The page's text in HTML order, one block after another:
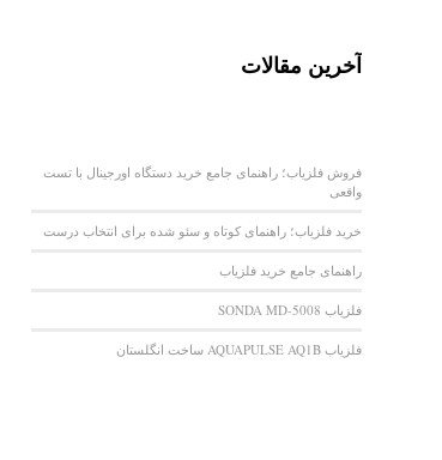
آخرین مقالات
فروش فلزیاب؛ راهنمای جامع خرید دستگاه اورجینال با تست
واقعی
خرید فلزیاب؛ راهنمای کوتاه و سئو شده برای انتخاب درست
راهنمای جامع خرید فلزیاب
فلزیاب SONDA MD-5008
فلزیاب AQUAPULSE AQ1B ساخت انگلستان